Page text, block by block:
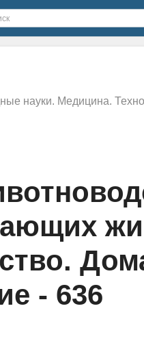
науки. Медицина.
- 636